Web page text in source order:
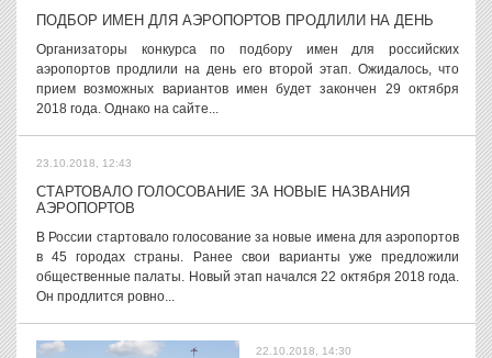
ПОДБОР ИМЕН ДЛЯ АЭРОПОРТОВ ПРОДЛИЛИ НА ДЕНЬ
Организаторы конкурса по подбору имен для российских
аэропортов продлили на день его второй этап. Ожидалось, что
прием возможных вариантов имен будет закончен 29 октября
2018 года. Однако на сайте...
23.10.2018, 12:43
СТАРТОВАЛО ГОЛОСОВАНИЕ ЗА НОВЫЕ НАЗВАНИЯ
АЭРОПОРТОВ
В России стартовало голосование за новые имена для аэропортов
в 45 городах страны. Ранее свои варианты уже предложили
общественные палаты. Новый этап начался 22 октября 2018 года.
Он продлится ровно...
22.10.2018, 14:30